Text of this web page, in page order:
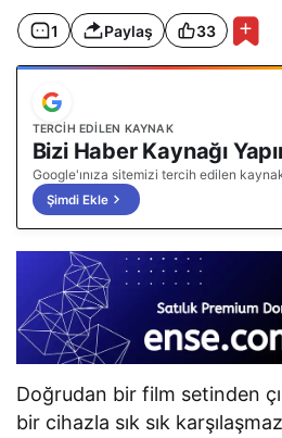
1 Paylaş 33
TERCIH EDILEN KAYNAK
Bizi Haber Kaynağı
Google'ınıza sitemizi tercih edilen
Şimdi Ekle
Doğrudan bir film setinden
bir cihazla sık sık